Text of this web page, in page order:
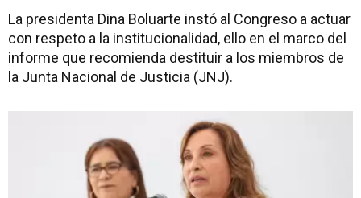
La presidenta Dina Boluarte instó al Congreso a actuar
con respeto a la institucionalidad, ello en el marco del
informe que recomienda destituir a los miembros de
la Junta Nacional de Justicia (JNJ).